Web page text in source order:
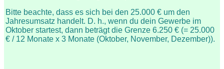
Bitte beachte, dass es sich bei den 25.000 € um den
Jahresumsatz handelt. D. h., wenn du dein Gewerbe im
Oktober startest, dann beträgt die Grenze 6.250 € (= 25.000
€ / 12 Monate x 3 Monate (Oktober, November, Dezember)).